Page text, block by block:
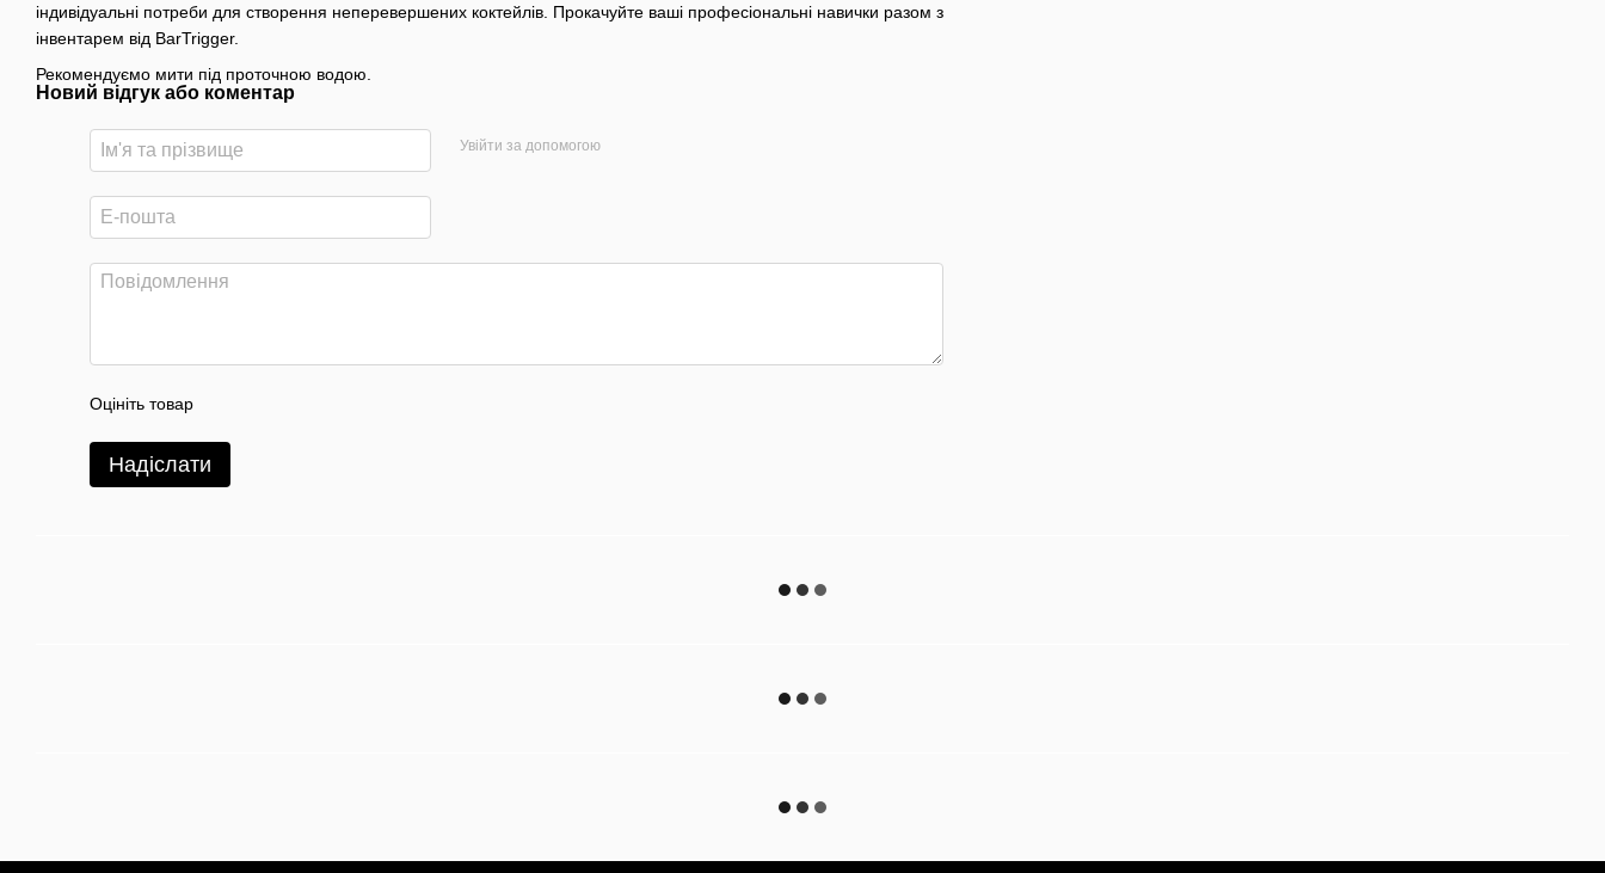
індивідуальні потреби для створення неперевершених коктейлів. Прокачуйте ваші професіональні навички разом з
інвентарем від BarTrigger.
Рекомендуємо мити під проточною водою.
Новий відгук або коментар
Увійти за допомогою
Оцініть товар
Надіслати